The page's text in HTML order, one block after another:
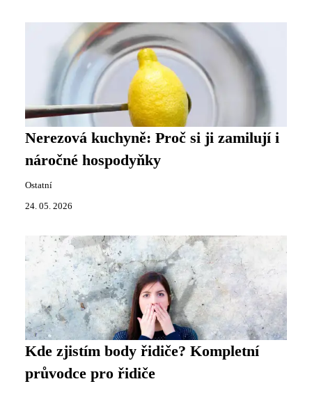
Nerezová kuchyně: Proč si ji zamilují i
náročné hospodyňky
Ostatní
24. 05. 2026
Kde zjistím body řidiče? Kompletní
průvodce pro řidiče